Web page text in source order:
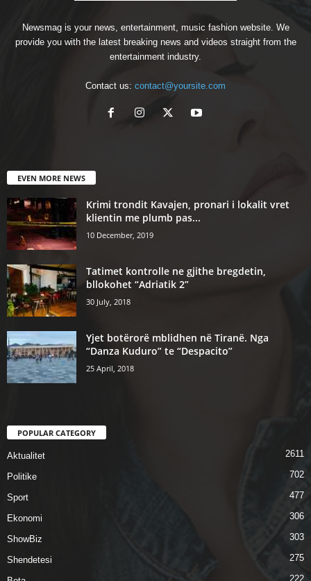
Newsmag is your news, entertainment, music fashion website. We
provide you with the latest breaking news and videos straight from the
entertainment industry.
Contact us: contact@yoursite.com
EVEN MORE NEWS
Krimi trondit Kavajen, pronari i lokalit vret
klientin me plumb pas...
10 December, 2019
Tatimet kontrolle ne gjithe bregdetin,
bllokohet “Adriatik 2”
30 July, 2018
Yjet botërorë mblidhen në Tiranë. Nga
“Danza Kuduro” te “Despacito”
25 April, 2018
POPULAR CATEGORY
Aktualitet 2611
Politike 702
Sport 477
Ekonomi 306
ShowBiz 303
Shendetesi 275
222